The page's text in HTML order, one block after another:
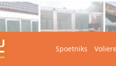
Spoetniks